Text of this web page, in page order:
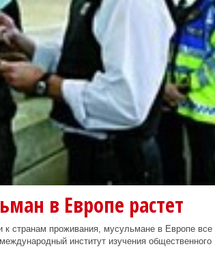
в Европе растет
странам проживания, мусульмане в Европе все
институт изучения общественного